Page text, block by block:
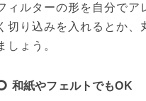
ィルターの形を自分でア
切り込みを入れるとか
しょう。
和紙やフェルトでもOK